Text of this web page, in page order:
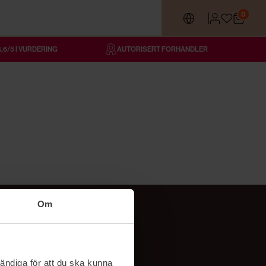
Om
för att du ska kunna
0
5 I VURDERING AUTORISERT FORHANDLER
Følg oss